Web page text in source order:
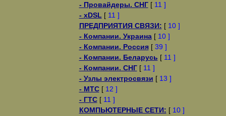
- Провайдеры. СНГ[ 11 ]
- xDSL [ 11 ]
ПРЕДПРИЯТИЯ СВЯЗИ: [ 10 ]
- Компании. Украина[ 10 ]
- Компании. Россия[ 39 ]
- Компании. Беларусь [ 11 ]
- Компании. СНГ[ 11 ]
- Узлы электросвязи [ 13 ]
- МТС[ 12 ]
- ГТС[ 11 ]
КОМПЬЮТЕРНЫЕ СЕТИ: [ 10 ]